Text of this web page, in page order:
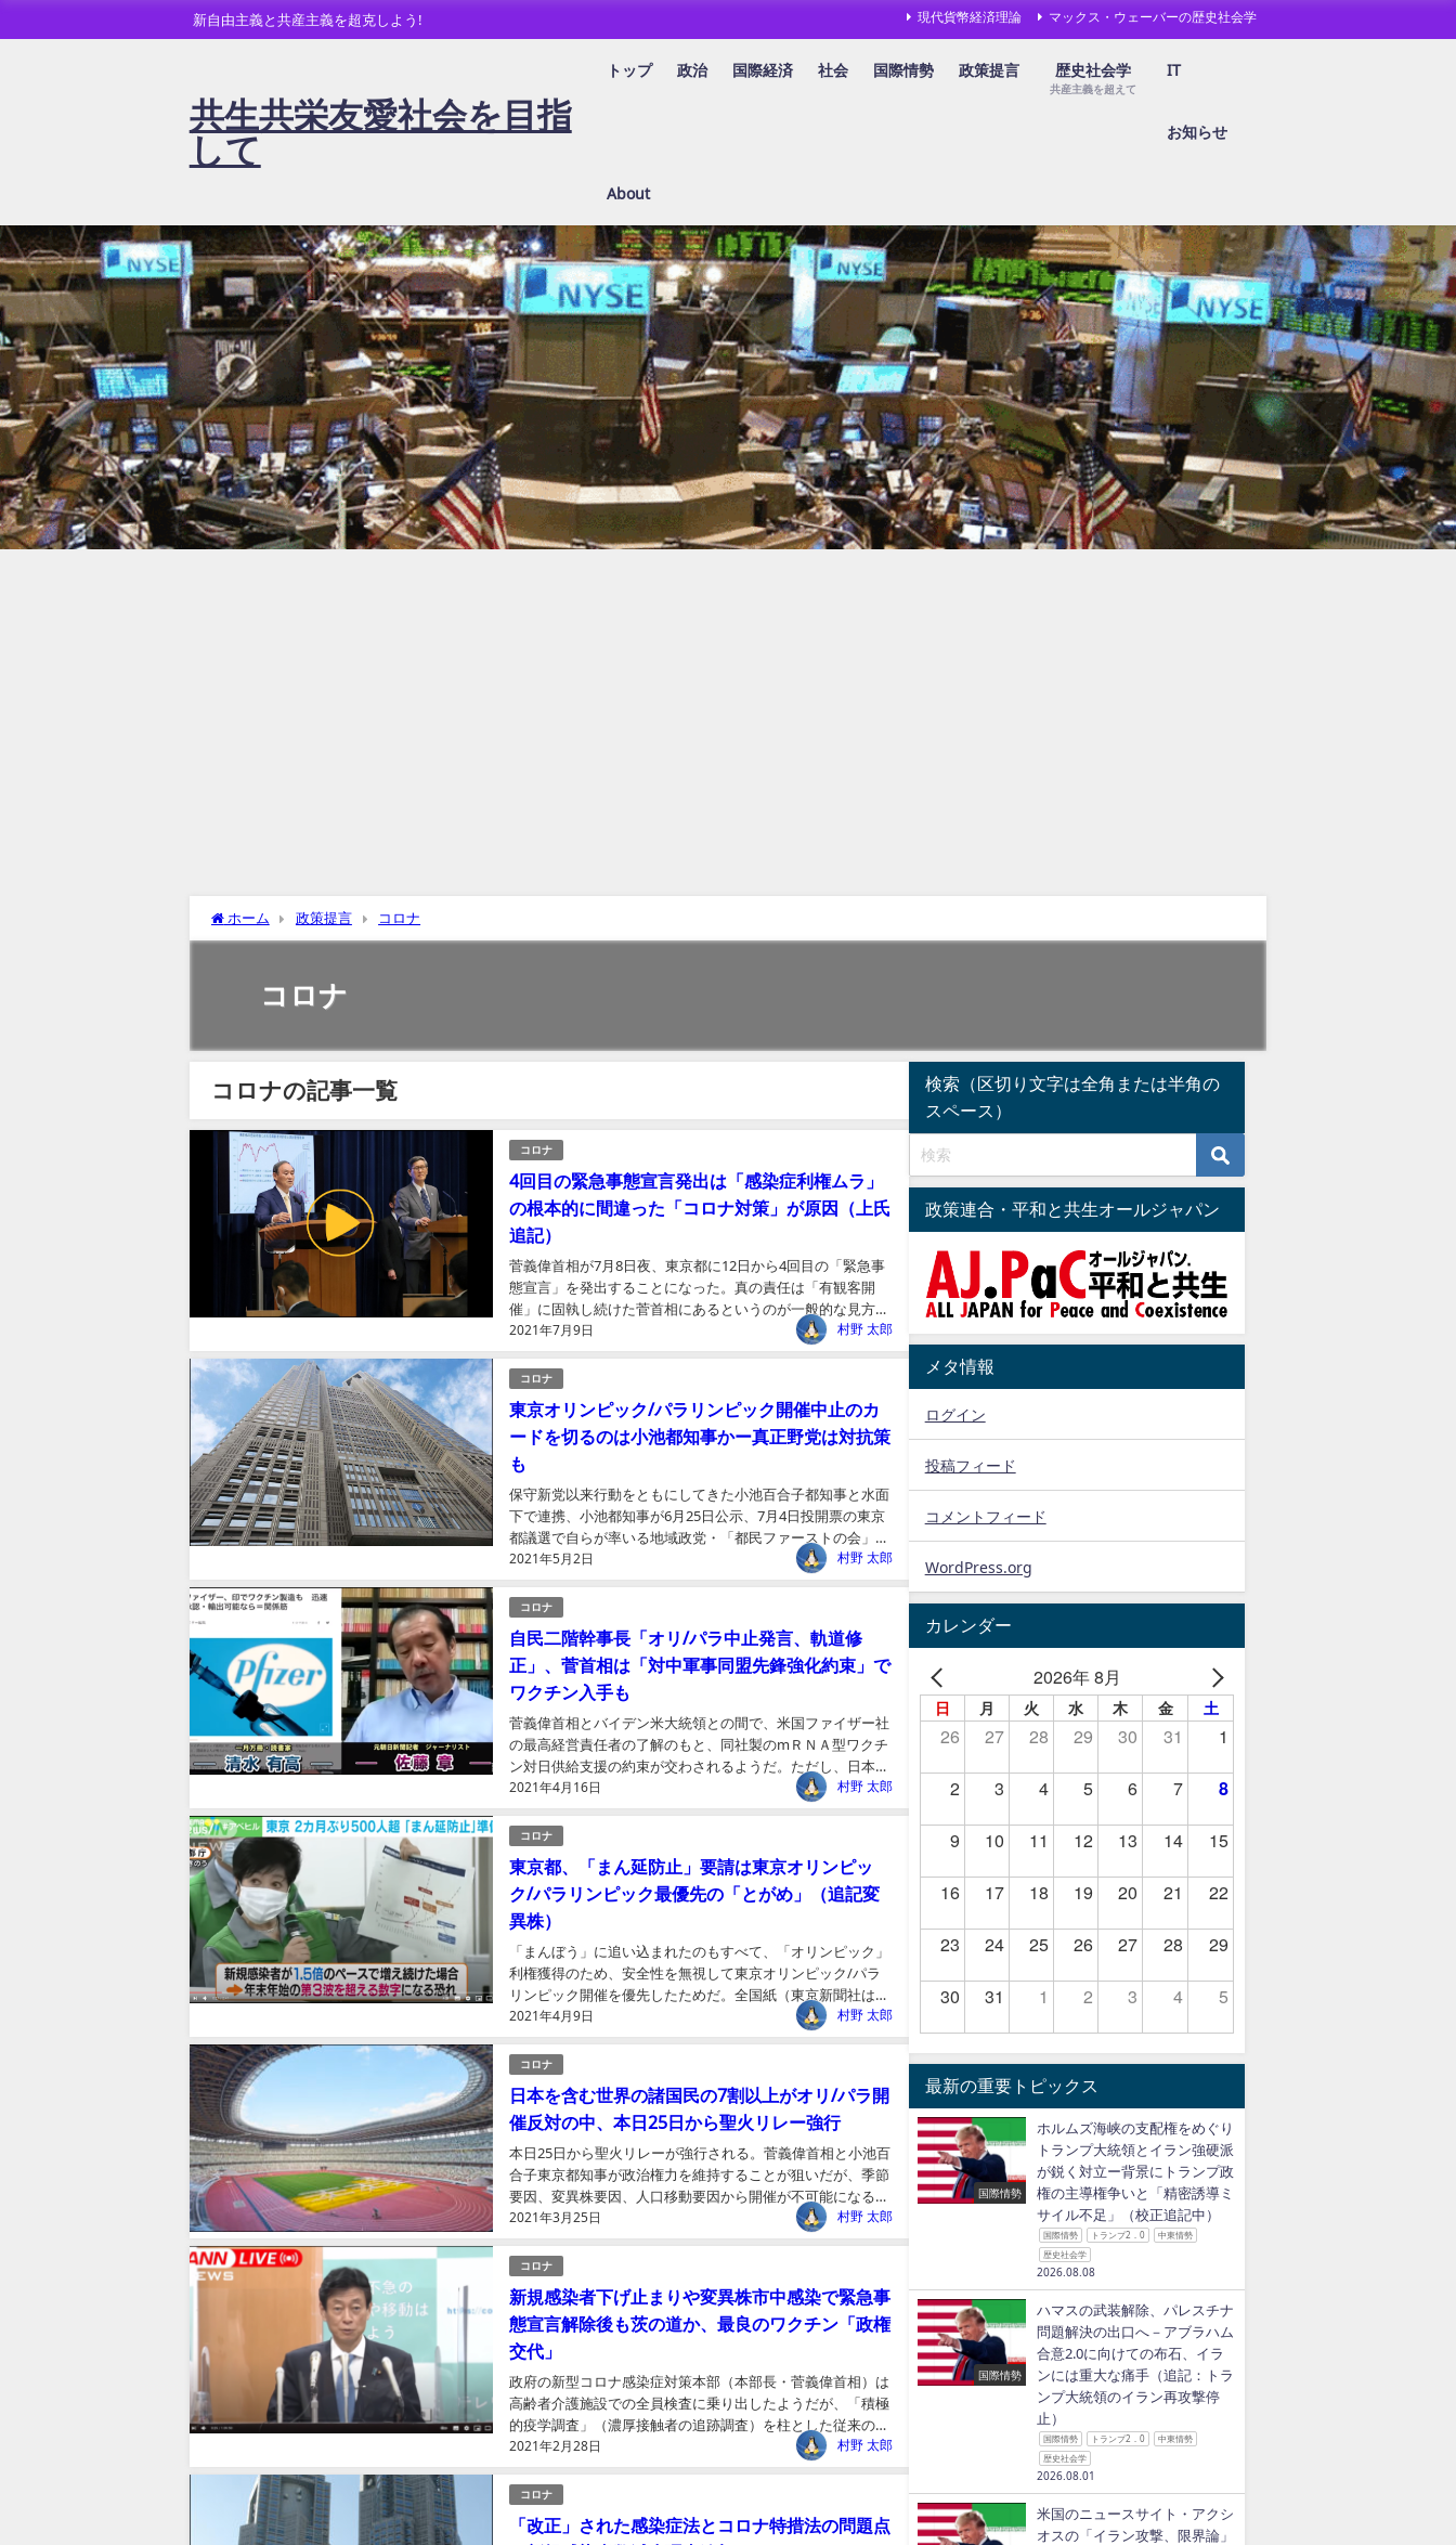
新自由主義と共産主義を超克しよう! 現代貨幣経済理論 マックス・ウェーバーの歴史社会学
共生共栄友愛社会を目指
して
トップ 政治 国際経済 社会 国際情勢 政策提言 歴史社会学
共産主義を超えて
IT
お知らせ
About
ホーム 政策提言 コロナ
コロナ
コロナの記事一覧
コロナ
4回目の緊急事態宣言発出は「感染症利権ムラ」
の根本的に間違った「コロナ対策」が原因（上氏
追記）
2021年7月9日
菅義偉首相が7月8日夜、東京都に12日から4回目の「緊急事
態宣言」を発出することになった。真の責任は「有観客開
催」に固執し続けた菅首相にあるというのが一般的な見方だ
が、真の原因は感染症対策の基本の基本である「検査と隔
離」...
村野 太郎
コロナ
東京オリンピック/パラリンピック開催中止のカ
ードを切るのは小池都知事かー真正野党は対抗策
も
2021年5月2日
保守新党以来行動をともにしてきた小池百合子都知事と水面
下で連携、小池都知事が6月25日公示、7月4日投開票の東京
都議選で自らが率いる地域政党・「都民ファーストの会」の
選挙公約にする可能性が強まっている。...
村野 太郎
コロナ
自民二階幹事長「オリ/パラ中止発言、軌道修
正」、菅首相は「対中軍事同盟先鋒強化約束」で
ワクチン入手も
2021年4月16日
菅義偉首相とバイデン米大統領との間で、米国ファイザー社
の最高経営責任者の了解のもと、同社製のmＲＮＡ型ワクチ
ン対日供給支援の約束が交わされるようだ。ただし、日本は
その代償として経済関係が深くなった中国に対して、「対中
軍事...
村野 太郎
コロナ
東京都、「まん延防止」要請は東京オリンピッ
ク/パラリンピック最優先の「とがめ」（追記変
異株）
2021年4月9日
「まんぼう」に追い込まれたのもすべて、「オリンピック」
利権獲得のため、安全性を無視して東京オリンピック/パラ
リンピック開催を優先したためだ。全国紙（東京新聞社はブ
ロック紙中日新聞社の子会社）はオリ/パラのスポンサーに
なっ...
村野 太郎
コロナ
日本を含む世界の諸国民の7割以上がオリ/パラ開
催反対の中、本日25日から聖火リレー強行
2021年3月25日
本日25日から聖火リレーが強行される。菅義偉首相と小池百
合子東京都知事が政治権力を維持することが狙いだが、季節
要因、変異株要因、人口移動要因から開催が不可能になる可
能性がいよいよ濃厚になっている。場合によっては、菅首相
と...
村野 太郎
コロナ
新規感染者下げ止まりや変異株市中感染で緊急事
態宣言解除後も茨の道か、最良のワクチン「政権
交代」
2021年2月28日
政府の新型コロナ感染症対策本部（本部長・菅義偉首相）は
高齢者介護施設での全員検査に乗り出したようだが、「積極
的疫学調査」（濃厚接触者の追跡調査）を柱とした従来のコ
ロナ禍対策を続行する。やはり、十分な補償措置を徹底化さ
せる...
村野 太郎
コロナ
「改正」された感染症法とコロナ特措法の問題点
検索（区切り文字は全角または半角の
スペース）
政策連合・平和と共生オールジャパン
メタ情報
ログイン
投稿フィード
コメントフィード
WordPress.org
カレンダー
2026年 8月
日 月 火 水 木 金 土
26 27 28 29 30 31 1
2 3 4 5 6 7 8
9 10 11 12 13 14 15
16 17 18 19 20 21 22
23 24 25 26 27 28 29
30 31 1 2 3 4 5
最新の重要トピックス
国際情勢
ホルムズ海峡の支配権をめぐり
トランプ大統領とイラン強硬派
が鋭く対立ー背景にトランプ政
権の主導権争いと「精密誘導ミ
サイル不足」（校正追記中）
国際情勢 トランプ2．0
中東情勢
歴史社会学
2026.08.08
国際情勢
ハマスの武装解除、パレスチナ
問題解決の出口へ－アブラハム
合意2.0に向けての布石、イラ
ンには重大な痛手（追記：トラ
ンプ大統領のイラン再攻撃停
止）
国際情勢 トランプ2．0
中東情勢
歴史社会学
2026.08.01
米国のニュースサイト・アクシ
オスの「イラン攻撃、限界論」